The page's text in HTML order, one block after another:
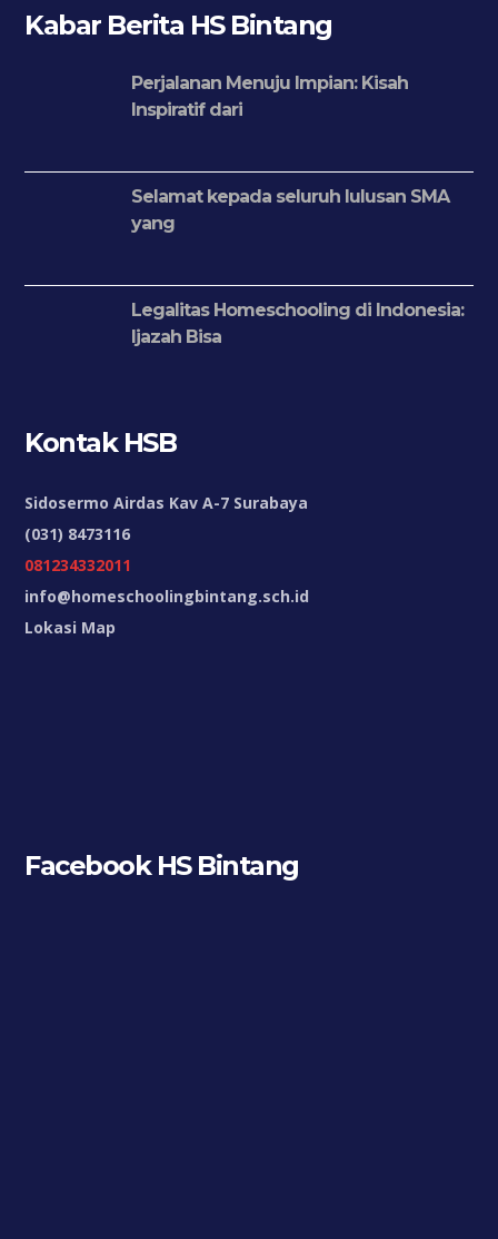
Kabar Berita HS Bintang
Perjalanan Menuju Impian: Kisah
Inspiratif dari
Selamat kepada seluruh lulusan SMA
yang
Legalitas Homeschooling di Indonesia:
Ijazah Bisa
Kontak HSB
Sidosermo Airdas Kav A-7 Surabaya
(031) 8473116
081234332011
info@homeschoolingbintang.sch.id
Lokasi Map
Facebook HS Bintang